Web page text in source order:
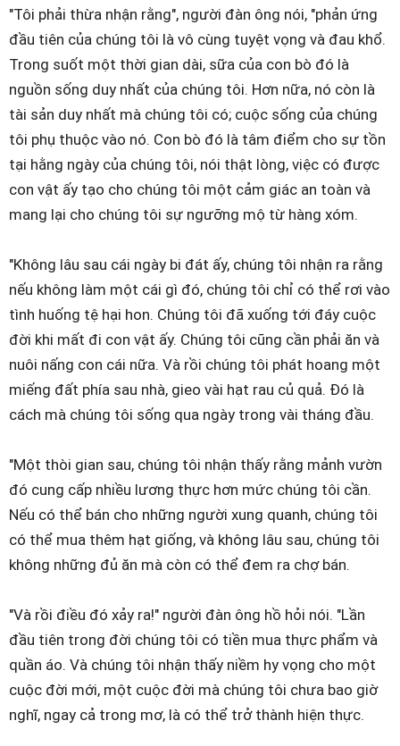
"Tôi phải thừa nhận rằng", người đàn ông nói, "phản ứng
đầu tiên của chúng tôi là vô cùng tuyệt vọng và đau khổ.
Trong suốt một thời gian dài, sữa của con bò đó là
nguồn sống duy nhất của chúng tôi. Hơn nữa, nó còn là
tài sản duy nhất mà chúng tôi có; cuộc sống của chúng
tôi phụ thuộc vào nó. Con bò đó là tâm điểm cho sự tồn
tại hằng ngày của chúng tôi, nói thật lòng, việc có được
con vật ấy tạo cho chúng tôi một cảm giác an toàn và
mang lại cho chúng tôi sự ngưỡng mộ từ hàng xóm.
"Không lâu sau cái ngày bi đát ấy, chúng tôi nhận ra rằng
nếu không làm một cái gì đó, chúng tôi chỉ có thể rơi vào
tình huống tệ hại hon. Chúng tôi đã xuống tới đáy cuộc
đời khi mất đi con vật ấy. Chúng tôi cũng cần phải ăn và
nuôi nấng con cái nữa. Và rồi chúng tôi phát hoang một
miếng đất phía sau nhà, gieo vài hạt rau củ quả. Đó là
cách mà chúng tôi sống qua ngày trong vài tháng đầu.
"Một thòi gian sau, chúng tôi nhận thấy rằng mảnh vườn
đó cung cấp nhiều lương thực hơn mức chúng tôi cần.
Nếu có thể bán cho những người xung quanh, chúng tôi
có thể mua thêm hạt giống, và không lâu sau, chúng tôi
không những đủ ăn mà còn có thể đem ra chợ bán.
"Và rồi điều đó xảy ra!" người đàn ông hồ hỏi nói. "Lần
đầu tiên trong đời chúng tôi có tiền mua thực phẩm và
quần áo. Và chúng tôi nhận thấy niềm hy vọng cho một
cuộc đời mới, một cuộc đời mà chúng tôi chưa bao giờ
nghĩ, ngay cả trong mơ, là có thể trở thành hiện thực.